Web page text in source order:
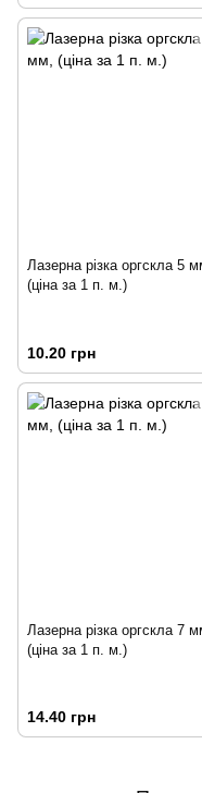
Лазерна різка оргскла 5
(ціна за 1 п. м.)
10.20 грн
Лазерна різка оргскла 7
(ціна за 1 п. м.)
14.40 грн